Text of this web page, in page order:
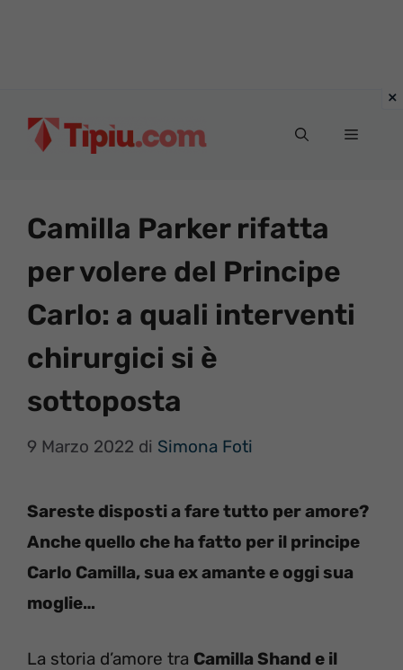
Menu
Camilla Parker rifatta
per volere del Principe
Carlo: a quali interventi
chirurgici si è
sottoposta
9 Marzo 2022 di Simona Foti
Sareste disposti a fare tutto per amore?
Anche quello che ha fatto per il principe
Carlo Camilla, sua ex amante e oggi sua
moglie…
La storia d’amore tra Camilla Shand e il